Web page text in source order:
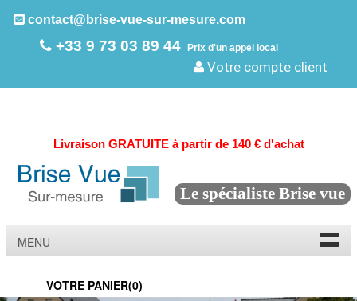
contact@brise-vue-sur-mesure.com
+33 9 73 03 89 44 Prix d'un appel local
Votre compte client
Livraison GRATUITE à partir de 140 € d'achat
Le spécialiste Brise vue
MENU
VOTRE PANIER(0)